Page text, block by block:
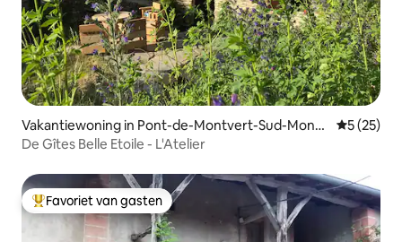
Vakantiewoning in Pont-de-Montvert-Sud-Mont-
Lozère
5 (25)
De Gîtes Belle Etoile - L'Atelier
Topfavoriet van gasten
Favoriet van gasten